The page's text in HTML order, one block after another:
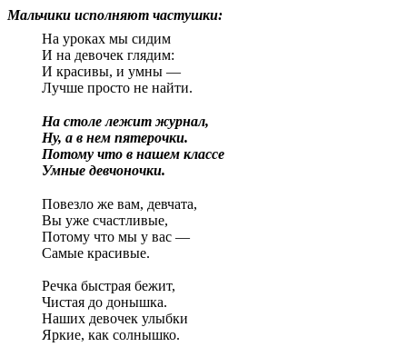
Мальчики исполняют частушки:
На уроках мы сидим
И на девочек глядим:
И красивы, и умны —
Лучше просто не найти.
На столе лежит журнал,
Ну, а в нем пятерочки.
Потому что в нашем классе
Умные девчоночки.
Повезло же вам, девчата,
Вы уже счастливые,
Потому что мы у вас —
Самые красивые.
Речка быстрая бежит,
Чистая до донышка.
Наших девочек улыбки
Яркие, как солнышко.